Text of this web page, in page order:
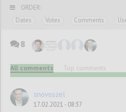
ORDER:
Dates
Votes Comments
12
ViBro - App als
Distanzmelder
8
All comments Top comments
snovoszel
17.02.2021 - 08:37